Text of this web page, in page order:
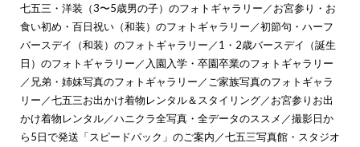
七五三・洋装（3〜5歳男の子）のフォトギャラリー ／お宮参り・お
食い初め・百日祝い（和装）のフォトギャラリー ／初節句・ハーフ
バースデイ（和装）のフォトギャラリー ／1・2歳バースデイ（誕生
日）のフォトギャラリー ／ 入園入学・卒園卒業のフォトギャラリー
／ 兄弟・姉妹写真のフォトギャラリー ／ ご家族写真のフォトギャラ
リー ／七五三お出かけ着物レンタル＆スタイリング／お宮参りお出
かけ着物レンタル／ハニクラ全写真・全データのススメ ／撮影日か
ら5日で発送「スピードパック」のご案内 ／七五三写真館・スタジオ